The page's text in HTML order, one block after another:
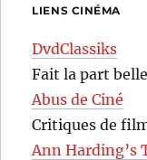
LIENS CINÉMA
DvdClassiks
Fait la part
Abus de Ciné
Critiques de
Ann Harding’s